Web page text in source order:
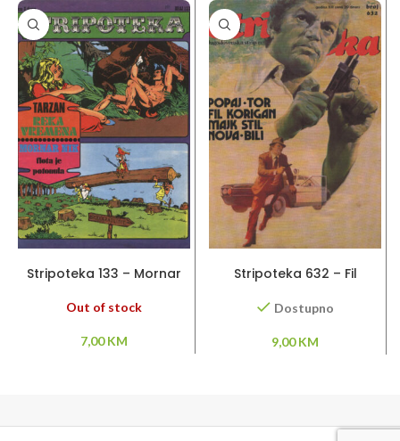
Stripoteka 133 – Mornar
Out of stock
7,00KM
Stripoteka 632 – Fil
Popaj
Dostupno
9,00KM